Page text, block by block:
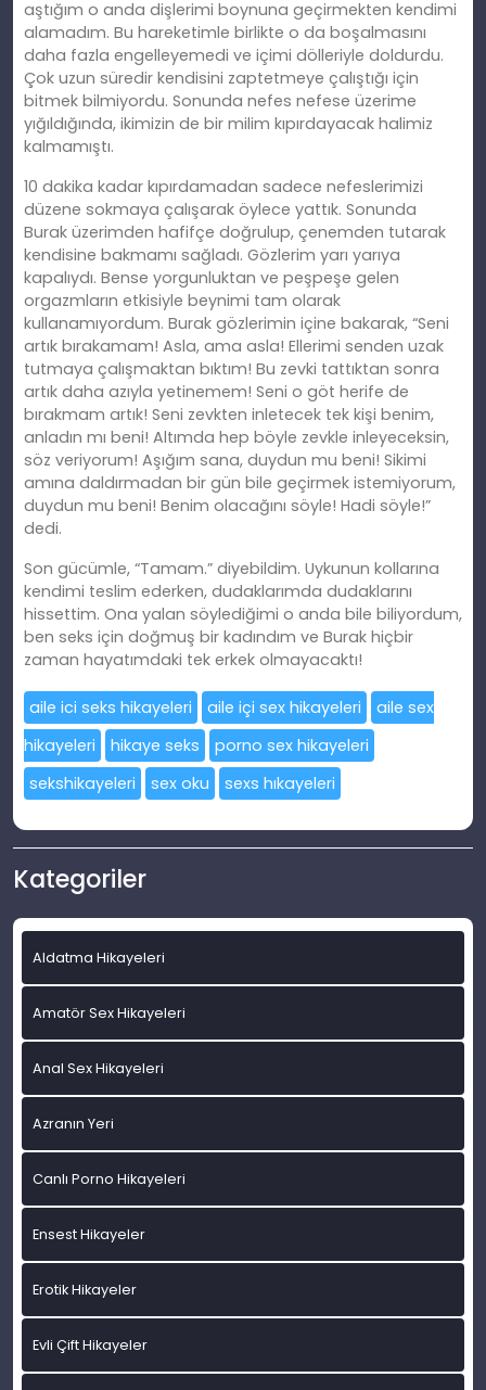
aştığım o anda dişlerimi boynuna geçirmekten kendimi
alamadım. Bu hareketimle birlikte o da boşalmasını
daha fazla engelleyemedi ve içimi dölleriyle doldurdu.
Çok uzun süredir kendisini zaptetmeye çalıştığı için
bitmek bilmiyordu. Sonunda nefes nefese üzerime
yığıldığında, ikimizin de bir milim kıpırdayacak halimiz
kalmamıştı.
10 dakika kadar kıpırdamadan sadece nefeslerimizi
düzene sokmaya çalışarak öylece yattık. Sonunda
Burak üzerimden hafifçe doğrulup, çenemden tutarak
kendisine bakmamı sağladı. Gözlerim yarı yarıya
kapalıydı. Bense yorgunluktan ve peşpeşe gelen
orgazmların etkisiyle beynimi tam olarak
kullanamıyordum. Burak gözlerimin içine bakarak, “Seni
artık bırakamam! Asla, ama asla! Ellerimi senden uzak
tutmaya çalışmaktan bıktım! Bu zevki tattıktan sonra
artık daha azıyla yetinemem! Seni o göt herife de
bırakmam artık! Seni zevkten inletecek tek kişi benim,
anladın mı beni! Altımda hep böyle zevkle inleyeceksin,
söz veriyorum! Aşığım sana, duydun mu beni! Sikimi
amına daldırmadan bir gün bile geçirmek istemiyorum,
duydun mu beni! Benim olacağını söyle! Hadi söyle!”
dedi.
Son gücümle, “Tamam.” diyebildim. Uykunun kollarına
kendimi teslim ederken, dudaklarımda dudaklarını
hissettim. Ona yalan söylediğimi o anda bile biliyordum,
ben seks için doğmuş bir kadındım ve Burak hiçbir
zaman hayatımdaki tek erkek olmayacaktı!
aile ici seks hikayeleri aile içi sex hikayeleri
aile sex
hikayeleri
hikaye seks
porno sex hikayeleri
sekshikayeleri
sex oku sexs hıkayeleri
Kategoriler
Aldatma Hikayeleri
Amatör Sex Hikayeleri
Anal Sex Hikayeleri
Azranın Yeri
Canlı Porno Hikayeleri
Ensest Hikayeler
Erotik Hikayeler
Evli Çift Hikayeler